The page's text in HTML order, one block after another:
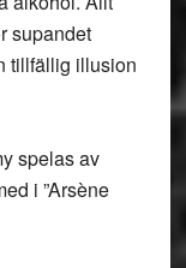
supandet
tillfällig illusion
spelas av
i ”Arsène